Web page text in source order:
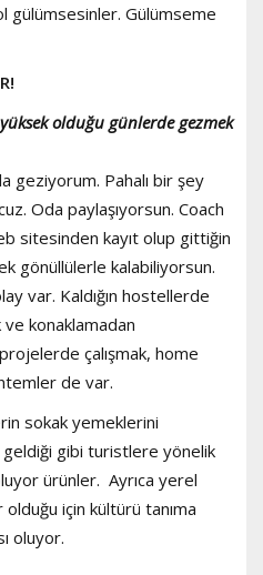
gülümsesinler. Gülümseme
olduğu günlerde gezmek
geziyorum. Pahalı bir şey
Oda paylaşıyorsun. Coach
sitesinden kayıt olup gittiğin
gönüllülerle kalabiliyorsun.
var. Kaldığın hostellerde
ve konaklamadan
çalışmak, home
de var.
sokak yemeklerini
geldiği gibi turistlere yönelik
ürünler. Ayrıca yerel
olduğu için kültürü tanıma
oluyor.